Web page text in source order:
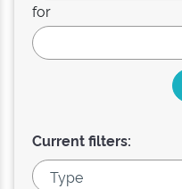
for
Current filters: